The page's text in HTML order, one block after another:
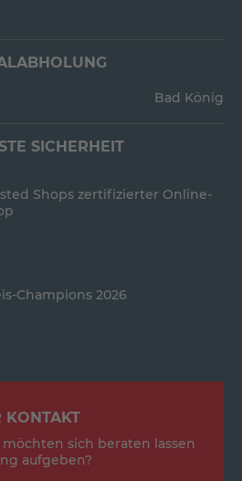
Bad König
SICHERHEIT
Shops zertifizierter Online-
Champions 2026
KONTAKT
möchten sich beraten lassen
aufgeben?